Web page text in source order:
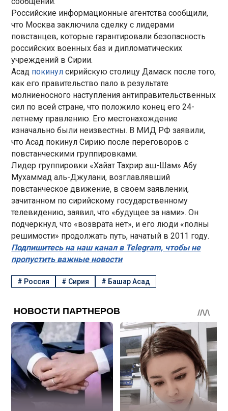
Российские информационные агентства сообщили,
что Москва заключила сделку с лидерами
повстанцев, которые гарантировали безопасность
российских военных баз и дипломатических
учреждений в Сирии.
Асад покинул сирийскую столицу Дамаск после того,
как его правительство пало в результате
молниеносного наступления антиправительственных
сил по всей стране, что положило конец его 24-
летнему правлению. Его местонахождение
изначально были неизвестны. В МИД РФ заявили,
что Асад покинул Сирию после переговоров с
повстанческими группировками.
Лидер группировки «Хайат Тахрир аш-Шам» Абу
Мухаммад аль-Джулани, возглавлявший
повстанческое движение, в своем заявлении,
зачитанном по сирийскому государственному
телевидению, заявил, что «будущее за нами». Он
подчеркнул, что «возврата нет», и его люди «полны
решимости» продолжать путь, начатый в 2011 году.
Подпишитесь на наш канал в Telegram, чтобы не
пропустить важные новости
# Россия # Сирия # Башар Асад